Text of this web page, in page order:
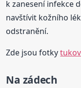
k zanesení infekce
navštívit kožního
odstranění.
Zde jsou fotky
Na zádech